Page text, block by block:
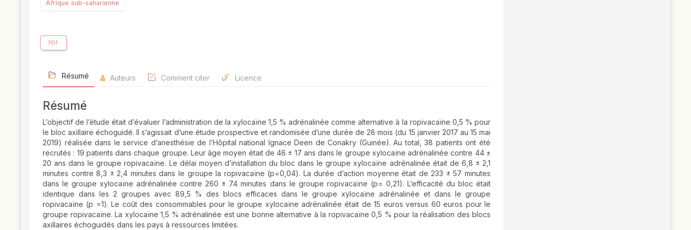
Afrique sub-saharienne
PDF
Résumé Auteurs Comment citer Licence
Résumé
L’objectif de l’étude était d’évaluer l’administration de la xylocaïne 1,5 % adrénalinée comme alternative à la ropivacaïne 0,5 % pour
le bloc axillaire échoguidé. Il s’agissait d’une étude prospective et randomisée d’une durée de 28 mois (du 15 janvier 2017 au 15 mai
2019) réalisée dans le service d’anesthésie de l’Hôpital national Ignace Deen de Conakry (Guinée). Au total, 38 patients ont été
recrutés : 19 patients dans chaque groupe. Leur âge moyen était de 46 ± 17 ans dans le groupe xylocaïne adrénalinée contre 44 ±
20 ans dans le groupe ropivacaïne. Le délai moyen d’installation du bloc dans le groupe xylocaïne adrénalinée était de 6,8 ± 2,1
minutes contre 8,3 ± 2,4 minutes dans le groupe la ropivacaïne (p=0,04). La durée d’action moyenne était de 233 ± 57 minutes
dans le groupe xylocaïne adrénalinée contre 260 ± 74 minutes dans le groupe ropivacaïne (p= 0,21). L’efficacité du bloc était
identique dans les 2 groupes avec 89,5 % des blocs efficaces dans le groupe xylocaïne adrénalinée et dans le groupe
ropivacaïne (p =1). Le coût des consommables pour le groupe xylocaïne adrénalinée était de 15 euros versus 60 euros pour le
groupe ropivacaïne. La xylocaïne 1,5 % adrénalinée est une bonne alternative à la ropivacaïne 0,5 % pour la réalisation des blocs
axillaires échoguidés dans les pays à ressources limitées.